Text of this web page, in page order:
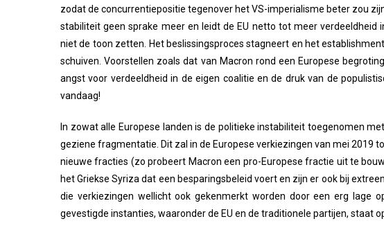
zodat de concurrentiepositie tegenover het VS-imperialisme beter zou
stabiliteit geen sprake meer en leidt de EU netto tot meer verdeeldheid
niet de toon zetten. Het beslissingsproces stagneert en het
schuiven. Voorstellen zoals dat van Macron rond een Europese
angst voor verdeeldheid in de eigen coalitie en de druk van de
vandaag!
In zowat alle Europese landen is de politieke instabiliteit toegenomen
geziene fragmentatie. Dit zal in de Europese verkiezingen van mei 2019
nieuwe fracties (zo probeert Macron een pro-Europese fractie uit te
het Griekse Syriza dat een besparingsbeleid voert en zijn er ook bij
die verkiezingen wellicht ook gekenmerkt worden door een erg lage
gevestigde instanties, waaronder de EU en de traditionele partijen, staat